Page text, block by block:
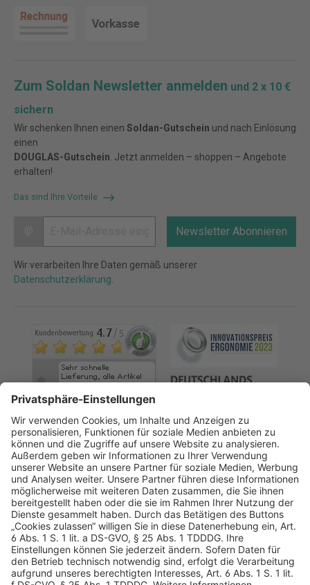
Zum Soldan Newsletter anmelden und 2 x 10 €
sichern
Wir schenken Ihnen einen Soldan-Gutschein und nach Einlösung
einen
DOUGLAS-Gutschein . Jetzt anmelden – shoppen – Angebote
erhalten!
Das sind Ihre Vorteile
Newsletter Abonnieren
Wir verarbeiten Ihre Daten gemäß unserer
Datenschutzerklärung
AGB Datenschutz
Impressum
Sicherheitshinweis
Compliance